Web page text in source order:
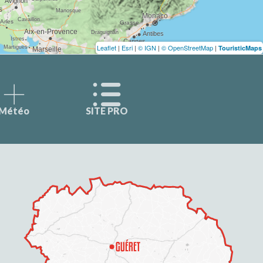
Leaflet | Esri | © IGN | © OpenStreetMap | TouristicMaps
SITE PRO